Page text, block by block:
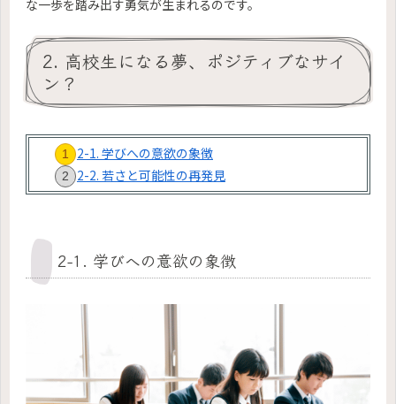
な一歩を踏み出す勇気が生まれるのです。
2. 高校生になる夢、ポジティブなサイ
ン？
2-1. 学びへの意欲の象徴
2-2. 若さと可能性の再発見
2-1. 学びへの意欲の象徴